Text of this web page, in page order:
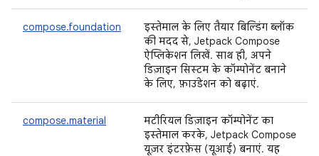
compose.foundation
इस्तेमाल के लिए तैयार बिल्डिंग ब्लॉक
की मदद से, Jetpack Compose
ऐप्लिकेशन लिखें. साथ ही, अपने
डिज़ाइन सिस्टम के कॉम्पोनेंट बनाने
के लिए, फ़ाउंडेशन को बढ़ाएं.
compose.material
मटीरियल डिज़ाइन कॉम्पोनेंट का
इस्तेमाल करके, Jetpack Compose
यूज़र इंटरफ़ेस (यूआई) बनाएं. यह